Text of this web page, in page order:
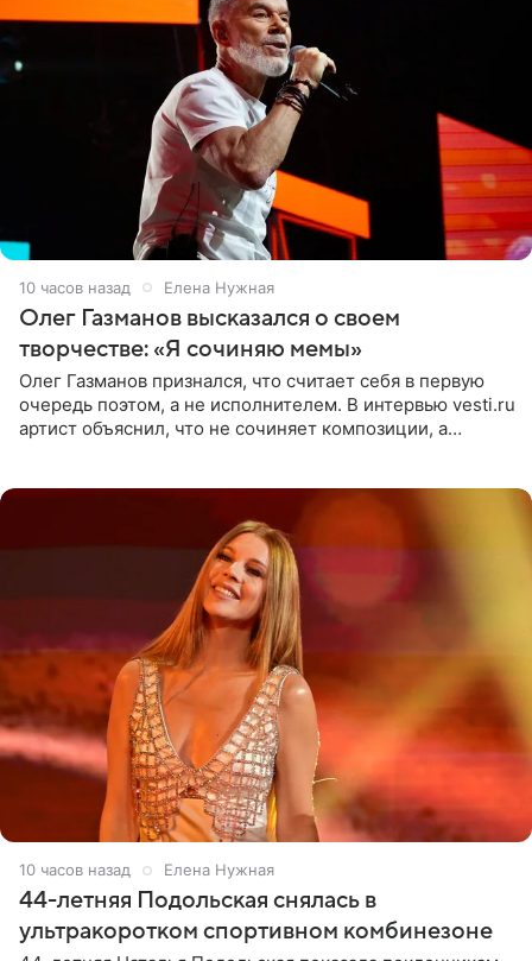
10 часов назад Елена Нужная
Олег Газманов высказался о своем
творчестве: «Я сочиняю мемы»
Олег Газманов признался, что считает себя в первую
очередь поэтом, а не исполнителем. В интервью vesti.ru
артист объяснил, что не сочиняет композиции, а
10 часов назад Елена Нужная
44-летняя Подольская снялась в
ультракоротком спортивном комбинезоне